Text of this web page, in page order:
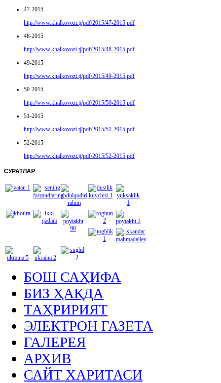
47-2015
http://www.khalkovozi.tj/pdf/2015/47-2015.pdf
48-2015
http://www.khalkovozi.tj/pdf/2015/48-2015.pdf
49-2015
http://www.khalkovozi.tj/pdf/2015/49-2015.pdf
50-2015
http://www.khalkovozi.tj/pdf/2015/50-2015.pdf
51-2015
http://www.khalkovozi.tj/pdf/2015/51-2015.pdf
52-2015
http://www.khalkovozi.tj/pdf/2015/52-2015.pdf
СУРАТЛАР
БОШ САҲИФА
БИЗ ҲАҚДА
ТАҲРИРИЯТ
ЭЛЕКТРОН ГАЗЕТА
ГАЛЕРЕЯ
АРХИВ
САЙТ ХАРИТАСИ